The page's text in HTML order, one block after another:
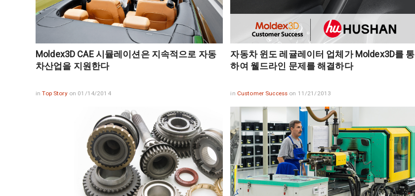
Moldex3D CAE 시뮬레이션은 지속적으로 자동
차산업을 지원한다
inTop Story on 01/14/2014
자동차 윈도 레귤레이터 업체가 Moldex3D를 통
하여 웰드라인 문제를 해결하다
in Customer Success on 11/21/2013